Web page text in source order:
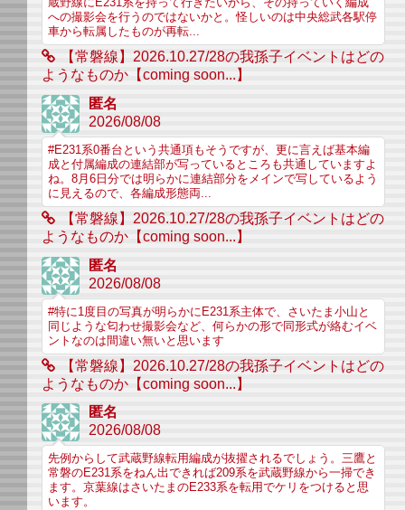
蔵野線にE231系を持って行きたいから、その持っていく編成
への撮影会を行うのではないかと。怪しいのは中央総武各駅停
車から転属したものが再転...
【常磐線】2026.10.27/28の我孫子イベントはどの
ようなものか【coming soon...】
匿名
2026/08/08
#E231系0番台という共通項もそうですが、更に言えば基本編
成と付属編成の連結部が写っているところも共通していますよ
ね。8月6日分では明らかに連結部分をメインで写しているよう
に見えるので、各編成形態両...
【常磐線】2026.10.27/28の我孫子イベントはどの
ようなものか【coming soon...】
匿名
2026/08/08
#特に1度目の写真が明らかにE231系主体で、さいたま小山と
同じような匂わせ撮影会など、何らかの形で同形式が絡むイベ
ントなのは間違い無いと思います
【常磐線】2026.10.27/28の我孫子イベントはどの
ようなものか【coming soon...】
匿名
2026/08/08
先例からして武蔵野線転用編成が抜擢されるでしょう。三鷹と
常磐のE231系をねん出できれば209系を武蔵野線から一掃でき
ます。京葉線はさいたまのE233系を転用でケリをつけると思
います。